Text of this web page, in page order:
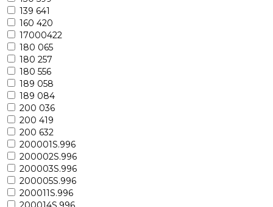
139 641
160 420
17000422
180 065
180 257
180 556
189 058
189 084
200 036
200 419
200 632
200001S.996
200002S.996
200003S.996
200005S.996
200011S.996